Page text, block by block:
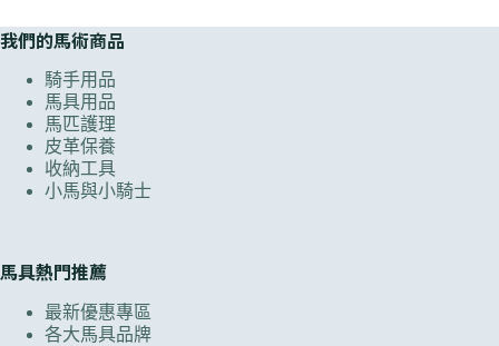
我們的馬術商品
騎手用品
馬具用品
馬匹護理
皮革保養
收納工具
小馬與小騎士
馬具熱門推薦
最新優惠專區
各大馬具品牌